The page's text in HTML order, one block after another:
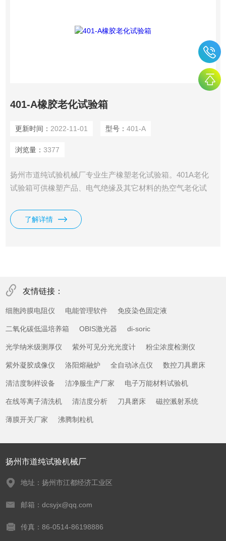
401-A橡胶老化试验箱
更新时间： 2022-11-01 型号： 401-A
浏览量： 3377
扬州市道纯试验机械厂专业生产橡塑老化试验箱。401A老化
试验箱可供橡塑产品、电气绝缘及其它材料的热空气老化试
300℃范围内，可任意设定工作温度，自动恒温，箱内装有鼓
风电机，使热空气强制对流，促使试样在恒温条件下快速老化
了解详情
友情链接：
细胞跨膜电阻仪 电能管理软件 免疫染色固定液
二氧化碳低温培养箱 OBIS激光器 di-soric
光学纳米级测厚仪 紫外可见分光光度计 粉尘浓度检测仪
紫外凝胶成像仪 洛阳熔融炉 全自动冰点仪 数控刀具磨床
清洁度制样设备 洁净服生产厂家 电子万能材料试验机
在线等离子清洗机 清洁度分析 刀具磨床 磁控溅射系统
薄膜开关厂家 沸腾制粒机
扬州市道纯试验机械厂
地址：扬州市江都经济工业区
邮箱：dcsyjx@qq.com
传真：86-0514-86198886